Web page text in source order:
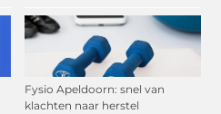
Fysio Apeldoorn: snel van
klachten naar herstel